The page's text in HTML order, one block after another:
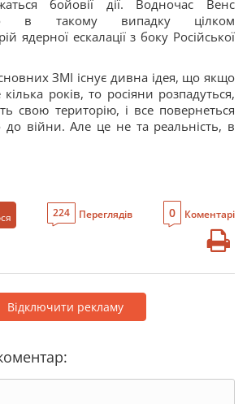
бойовії дії. Водночас Венс
в такому випадку цілком
ядерної ескалації з боку Російської
ЗМІ існує дивна ідея, що якщо
років, то росіяни розпадуться,
свою територію, і все повернеться
війни. Але це не та реальність, в
224 Переглядів 0 Коментарі
Відключити рекламу